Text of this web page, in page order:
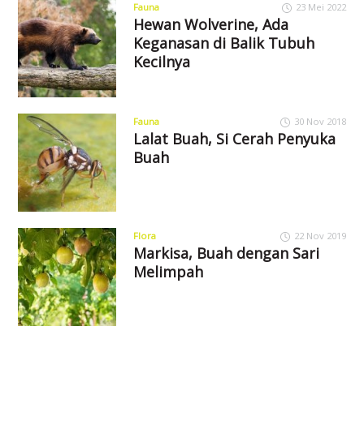
Fauna 23 Mei 2022
Hewan Wolverine, Ada
Keganasan di Balik Tubuh
Kecilnya
Fauna 30 Nov 2018
Lalat Buah, Si Cerah Penyuka
Buah
Flora 22 Nov 2019
Markisa, Buah dengan Sari
Melimpah